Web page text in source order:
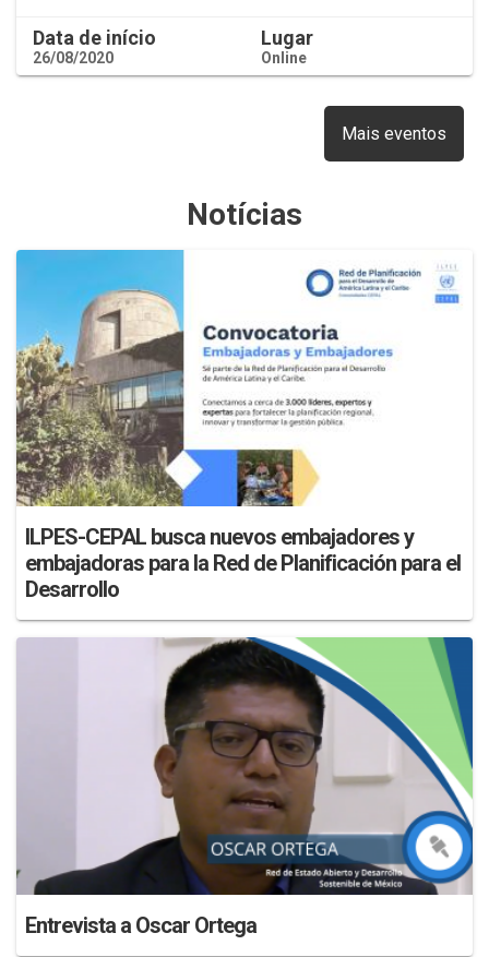
Data de início
26/08/2020
Lugar
Online
Mais eventos
Notícias
ILPES-CEPAL busca nuevos embajadores y
embajadoras para la Red de Planificación para el
Desarrollo
Entrevista a Oscar Ortega